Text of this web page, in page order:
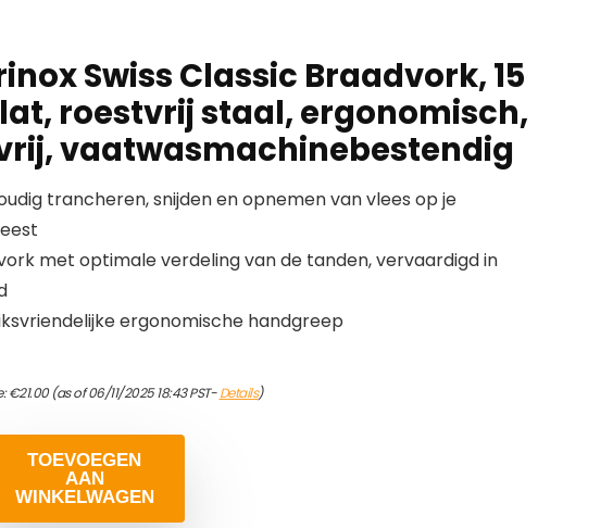
Swiss Classic Braadvork, 15
roestvrij staal, ergonomisch,
vaatwasmachinebestendig
trancheren, snijden en opnemen van vlees op je
met optimale verdeling van de tanden, vervaardigd in
ergonomische handgreep
€21.00(as of 06/11/2025 18:43 PST-Details)
TOEVOEGEN
AAN
WINKELWAGEN